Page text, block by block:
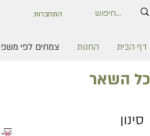
התחברות
דף הבית החנות צמחים לפי
כל השאר
סינון